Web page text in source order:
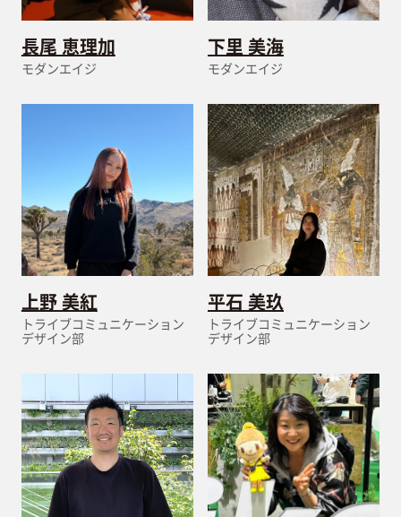
長尾 恵理加
モダンエイジ
下里 美海
モダンエイジ
上野 美紅
トライブコミュニケーション
デザイン部
平石 美玖
トライブコミュニケーション
デザイン部